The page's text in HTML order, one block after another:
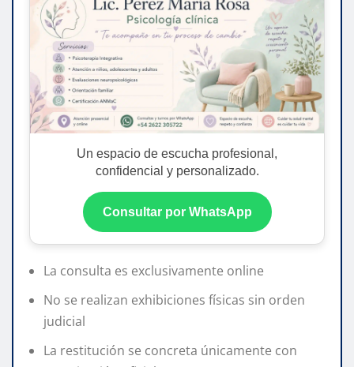
Un espacio de escucha profesional,
confidencial y personalizado.
Consultar por WhatsApp
La consulta es exclusivamente online
No se realizan exhibiciones físicas sin orden
judicial
La restitución se concreta únicamente con